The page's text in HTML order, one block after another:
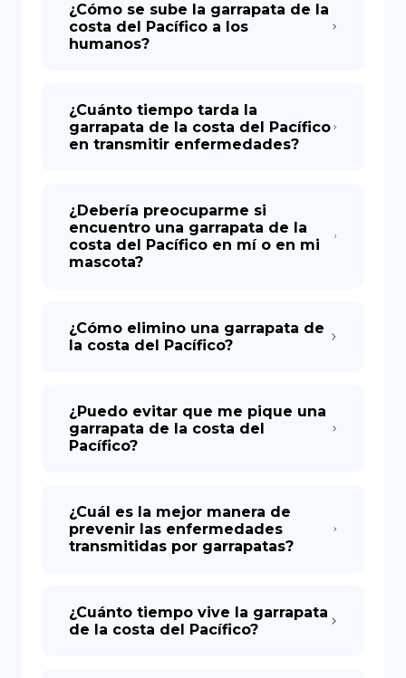
¿Cómo se sube la garrapata de la
costa del Pacífico a los
humanos?
¿Cuánto tiempo tarda la
garrapata de la costa del Pacífico
en transmitir enfermedades?
¿Debería preocuparme si
encuentro una garrapata de la
costa del Pacífico en mí o en mi
mascota?
¿Cómo elimino una garrapata de
la costa del Pacífico?
¿Puedo evitar que me pique una
garrapata de la costa del
Pacífico?
¿Cuál es la mejor manera de
prevenir las enfermedades
transmitidas por garrapatas?
¿Cuánto tiempo vive la garrapata
de la costa del Pacífico?